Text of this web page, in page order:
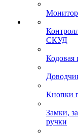
СКУД
Кодовая
Кнопки
Замки,
ручки